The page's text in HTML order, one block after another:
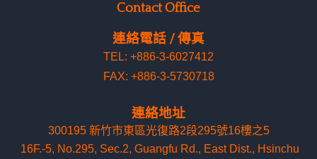
Contact Office
連絡電話 / 傳真
TEL: +886-3-6027412
FAX: +886-3-5730718
連絡地址
300195 新竹市東區光復路2段295號16樓之5
16F.-5, No.295, Sec.2, Guangfu Rd., East Dist., Hsinchu